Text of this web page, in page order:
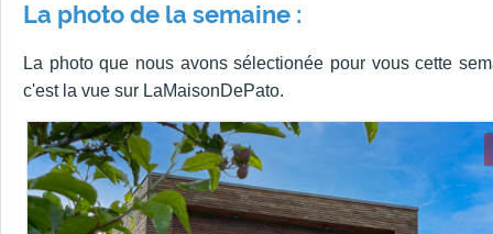
La photo de la semaine :
La photo que nous avons sélectionée pour vous cette
c'est la vue sur LaMaisonDePato.